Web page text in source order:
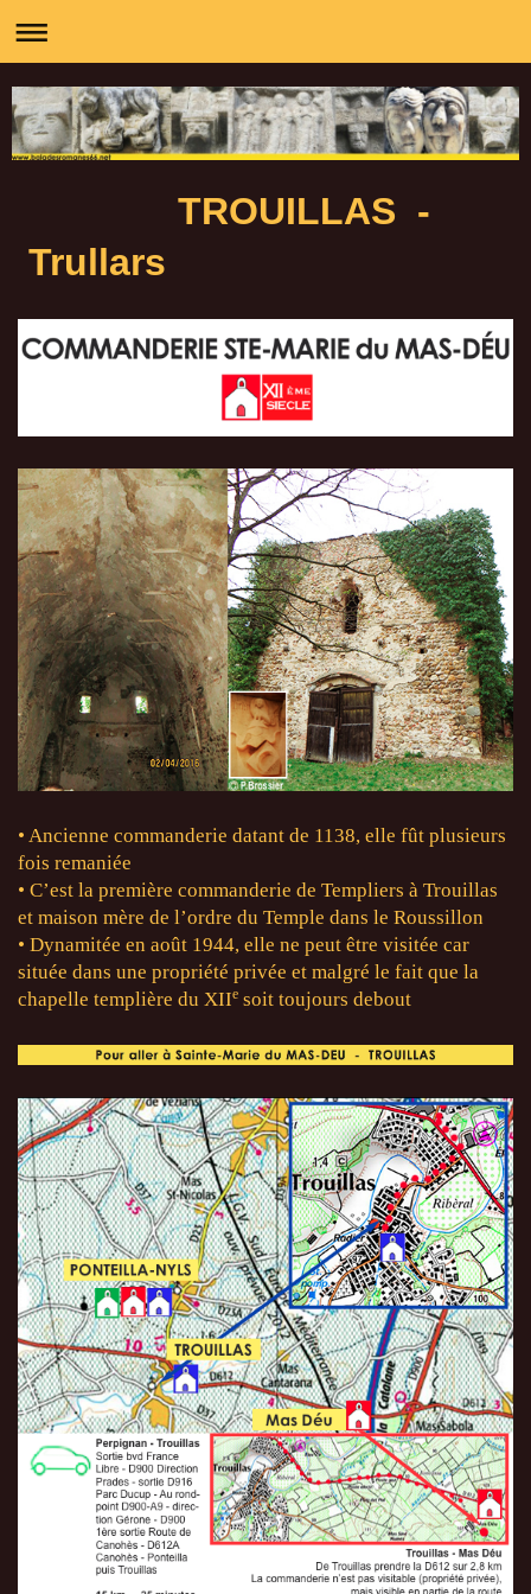
TROUILLAS -
Trullars
• Ancienne commanderie datant de 1138, elle fût plusieurs
fois remaniée
• C’est la première commanderie de Templiers à Trouillas
et maison mère de l’ordre du Temple dans le Roussillon
• Dynamitée en août 1944, elle ne peut être visitée car
située dans une propriété privée et malgré le fait que la
chapelle templière du XIIe soit toujours debout